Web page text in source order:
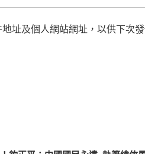
址及個人網站網址，以供下次